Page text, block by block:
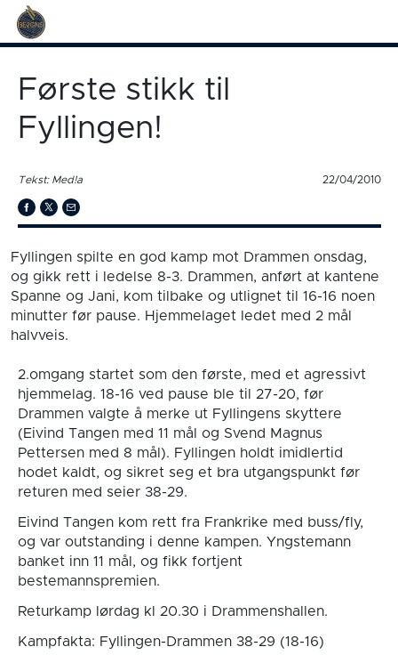
Første stikk til
Fyllingen!
Tekst: Med!a 22/04/2010
Fyllingen spilte en god kamp mot Drammen onsdag,
og gikk rett i ledelse 8-3. Drammen, anført at kantene
Spanne og Jani, kom tilbake og utlignet til 16-16 noen
minutter før pause. Hjemmelaget ledet med 2 mål
halvveis.
2.omgang startet som den første, med et agressivt
hjemmelag. 18-16 ved pause ble til 27-20, før
Drammen valgte å merke ut Fyllingens skyttere
(Eivind Tangen med 11 mål og Svend Magnus
Pettersen med 8 mål). Fyllingen holdt imidlertid
hodet kaldt, og sikret seg et bra utgangspunkt før
returen med seier 38-29.
Eivind Tangen kom rett fra Frankrike med buss/fly,
og var outstanding i denne kampen. Yngstemann
banket inn 11 mål, og fikk fortjent
bestemannspremien.
Returkamp lørdag kl 20.30 i Drammenshallen.
Kampfakta: Fyllingen-Drammen 38-29 (18-16)